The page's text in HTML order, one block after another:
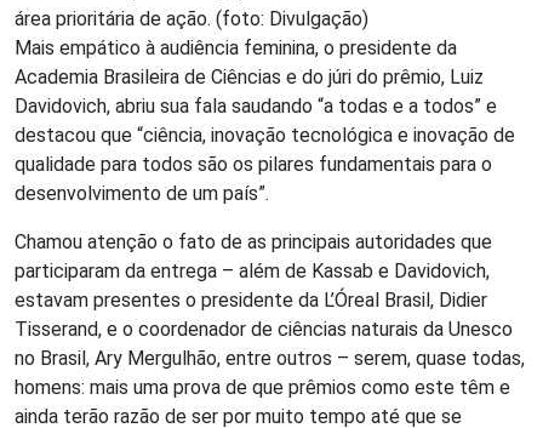
área prioritária de ação. (foto: Divulgação)
Mais empático à audiência feminina, o presidente da
Academia Brasileira de Ciências e do júri do prêmio, Luiz
Davidovich, abriu sua fala saudando “a todas e a todos” e
destacou que “ciência, inovação tecnológica e inovação de
qualidade para todos são os pilares fundamentais para o
desenvolvimento de um país”.
Chamou atenção o fato de as principais autoridades que
participaram da entrega – além de Kassab e Davidovich,
estavam presentes o presidente da L’Óreal Brasil, Didier
Tisserand, e o coordenador de ciências naturais da Unesco
no Brasil, Ary Mergulhão, entre outros – serem, quase todas,
homens: mais uma prova de que prêmios como este têm e
ainda terão razão de ser por muito tempo até que se